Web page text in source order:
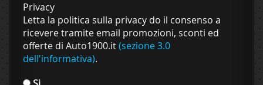
Privacy
Letta la politica sulla privacy do il consenso a
ricevere tramite email promozioni, sconti ed
offerte di Auto1900.it(sezione 3.0
dell'informativa).